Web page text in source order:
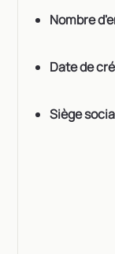
Nombre
Date de
Siège